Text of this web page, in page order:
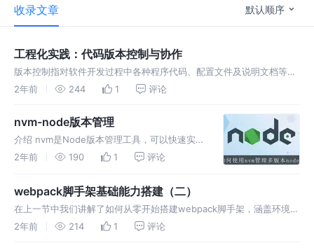
收录文章 默认顺序
工程化实践：代码版本控制与协作
版本控制指对软件开发过程中各种程序代码、配置文件及说明文档等文
件变更的管理，是工程化管理里至关重要的一个环节 代码管理方法 代
代码的
2年前 244 1 评论
nvm-node版本管理
介绍 nvm是Node版本管理工具，可以快速实现
Node版本的安装、切换、查看等。npm是依赖
Chrome V8引擎的JS运行环境 npm：是Node
默认的包管
2年前 190 1 评论
webpack脚手架基础能力搭建（二）
在上一节中我们讲解了如何从零开始搭建webpack脚手架，涵盖环境定
义、入口和出口配置、样式处理配置等，本节将基于上一节的工程继续
2年前 214 1 评论